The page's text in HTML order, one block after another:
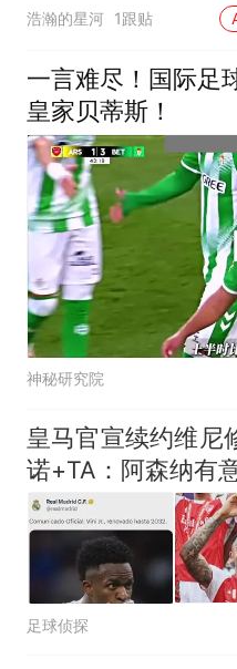
浩瀚的星河 1跟贴
一言难尽！国际足
皇家贝蒂斯！
神秘研究院
皇马官宣续约维尼
诺+TA：阿森纳有
足球侦探